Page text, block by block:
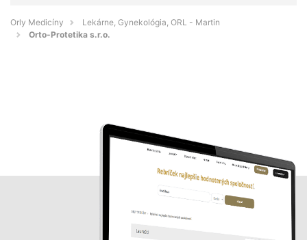
Orly Medicíny
Lekárne, Gynekológia, ORL - Martin
Orto-Protetika s.r.o.